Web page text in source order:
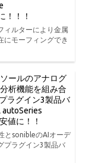
！！！
ィルターにより金属
にモーフィングでき
ールのアナログ
析機能を組み合
ラグイン3製品バ
autoSeries
値に！！
とsonibleのAIオーデ
プラグイン3製品バ